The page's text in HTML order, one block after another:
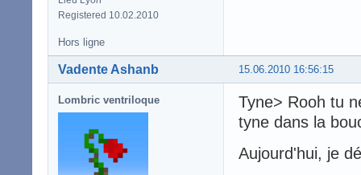
Registered 10.02.2010
Hors ligne
15.06.2010 16:56:15
Vadente Ashanb
Lombric ventriloque
Tyne> Rooh tu
tyne dans la
Aujourd'hui, je